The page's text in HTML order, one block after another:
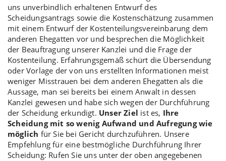
uns unverbindlich erhaltenen Entwurf des
Scheidungsantrags sowie die Kostenschätzung zusammen
mit einem Entwurf der Kostenteilungsvereinbarung dem
anderen Ehegatten vor und besprechen die Möglichkeit
der Beauftragung unserer Kanzlei und die Frage der
Kostenteilung. Erfahrungsgemäß schürt die Übersendung
oder Vorlage der von uns erstellten Informationen meist
weniger Misstrauen bei dem anderen Ehegatten als die
Aussage, man sei bereits bei einem Anwalt in dessen
Kanzlei gewesen und habe sich wegen der Durchführung
der Scheidung erkundigt. Unser Ziel ist es, Ihre
Scheidung mit so wenig Aufwand und Aufregung wie
möglich für Sie bei Gericht durchzuführen. Unsere
Empfehlung für eine bestmögliche Durchführung Ihrer
Scheidung: Rufen Sie uns unter der oben angegebenen